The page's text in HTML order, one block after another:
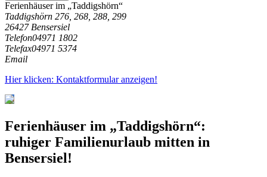
Ferienhäuser im „Taddigshörn“
Taddigshörn 276, 268, 288, 299
26427 Bensersiel
Telefon04971 1802
Telefax04971 5374
Email
Hier klicken: Kontaktformular anzeigen!
Ferienhäuser im „Taddigshörn“:
ruhiger Familienurlaub mitten in
Bensersiel!